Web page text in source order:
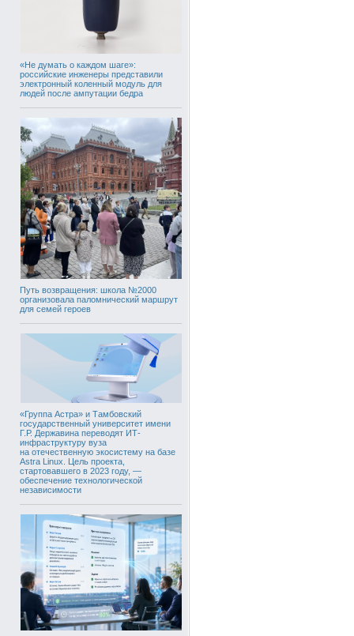
«Не думать о каждом шаге»:
российские инженеры представили
электронный коленный модуль для
людей после ампутации бедра
Путь возвращения: школа №2000
организовала паломнический маршрут
для семей героев
«Группа Астра» и Тамбовский
государственный университет имени
Г.Р. Державина переводят ИТ-
инфраструктуру вуза
на отечественную экосистему на базе
Astra Linux. Цель проекта,
стартовавшего в 2023 году, —
обеспечение технологической
независимости